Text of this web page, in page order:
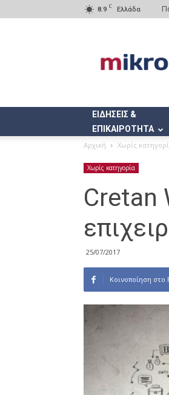
8.9 C Ελλάδα
ΕΙΔΗΣΕΙΣ &
ΕΠΙΚΑΙΡΟΤΗΤΑ
Αρχική Χωρίς
Χωρίς κατηγορία
Cretan
25/07/2017
Κοινοποίηση στο